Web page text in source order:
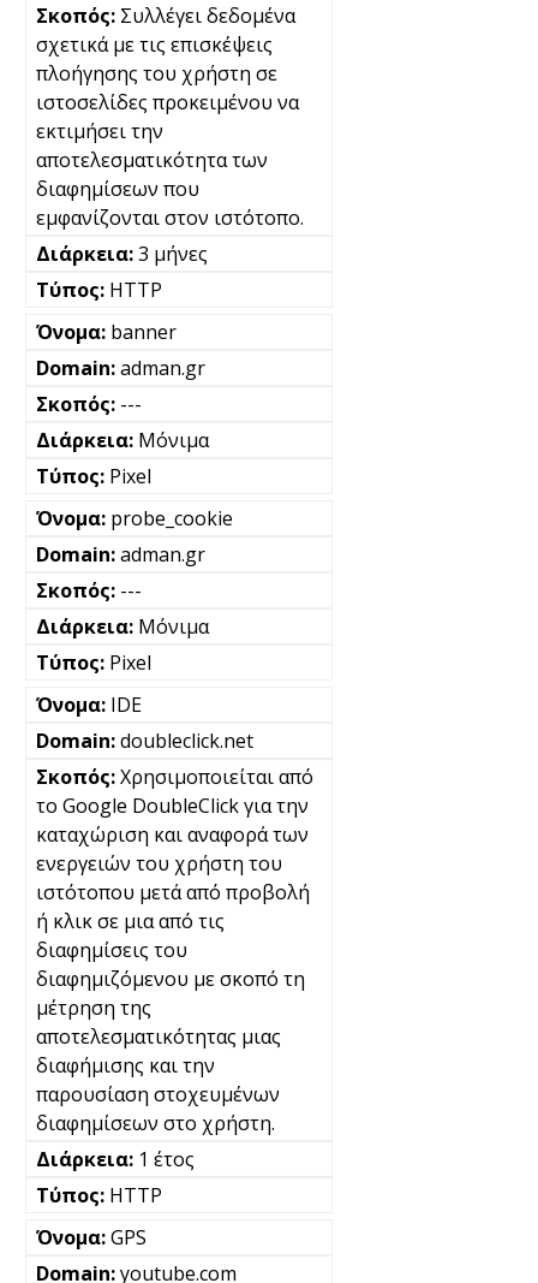
Συλλέγει δεδομένα
σχετικά με τις επισκέψεις
πλοήγησης του χρήστη σε
ιστοσελίδες προκειμένου να
εκτιμήσει την
αποτελεσματικότητα των
διαφημίσεων που
εμφανίζονται στον ιστότοπο.
3 μήνες
HTTP
banner
adman.gr
---
Μόνιμα
Pixel
probe_cookie
adman.gr
---
Μόνιμα
Pixel
IDE
doubleclick.net
Χρησιμοποιείται από
το Google DoubleClick για την
καταχώριση και αναφορά των
ενεργειών του χρήστη του
ιστότοπου μετά από προβολή
ή κλικ σε μια από τις
διαφημίσεις του
διαφημιζόμενου με σκοπό τη
μέτρηση της
αποτελεσματικότητας μιας
διαφήμισης και την
παρουσίαση στοχευμένων
διαφημίσεων στο χρήστη.
1 έτος
HTTP
GPS
youtube.com